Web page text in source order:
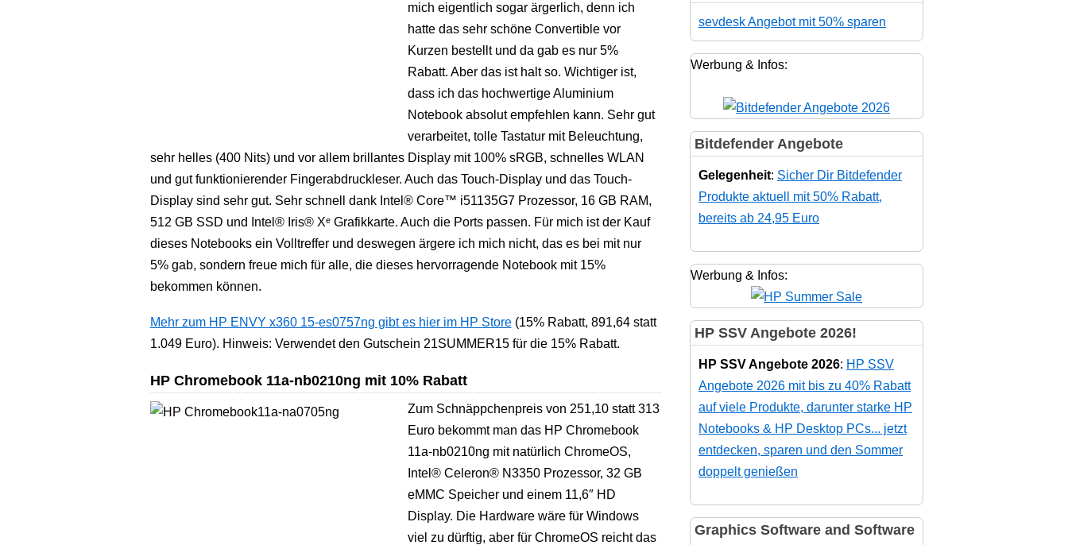
mich eigentlich sogar ärgerlich, denn ich
hatte das sehr schöne Convertible vor
Kurzen bestellt und da gab es nur 5%
Rabatt. Aber das ist halt so. Wichtiger ist,
dass ich das hochwertige Aluminium
Notebook absolut empfehlen kann. Sehr gut
verarbeitet, tolle Tastatur mit Beleuchtung,
sehr helles (400 Nits) und vor allem brillantes Display mit 100% sRGB, schnelles WLAN
und gut funktionierender Fingerabdruckleser. Auch das Touch-Display und das Touch-
Display sind sehr gut. Sehr schnell dank Intel® Core™ i51135G7 Prozessor, 16 GB RAM,
512 GB SSD und Intel® Iris® Xᵉ Grafikkarte. Auch die Ports passen. Für mich ist der Kauf
dieses Notebooks ein Volltreffer und deswegen ärgere ich mich nicht, das es bei mit nur
5% gab, sondern freue mich für alle, die dieses hervorragende Notebook mit 15%
bekommen können.
Mehr zum HP ENVY x360 15-es0757ng gibt es hier im HP Store(15% Rabatt, 891,64 statt
1.049 Euro). Hinweis: Verwendet den Gutschein 21SUMMER15 für die 15% Rabatt.
HP Chromebook 11a-nb0210ng mit 10% Rabatt
Zum Schnäppchenpreis von 251,10 statt 313
Euro bekommt man das HP Chromebook
11a-nb0210ng mit natürlich ChromeOS,
Intel® Celeron® N3350 Prozessor, 32 GB
eMMC Speicher und einem 11,6″ HD
Display. Die Hardware wäre für Windows
viel zu dürftig, aber für ChromeOS reicht das
sevdesk Angebot mit 50% sparen
Werbung & Infos:
Bitdefender Angebote
Gelegenheit: Sicher Dir Bitdefender
Produkte aktuell mit 50% Rabatt,
bereits ab 24,95 Euro
Werbung & Infos:
HP SSV Angebote 2026!
HP SSV Angebote 2026: HP SSV
Angebote 2026 mit bis zu 40% Rabatt
auf viele Produkte, darunter starke HP
Notebooks & HP Desktop PCs... jetzt
entdecken, sparen und den Sommer
doppelt genießen
Graphics Software and Software